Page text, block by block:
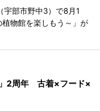
宇部市野中3）で8月1
物館を楽しもう～」が
2周年 古着×フード×